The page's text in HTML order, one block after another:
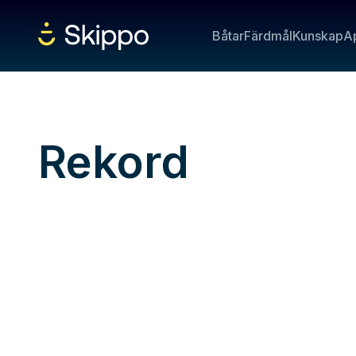
BåtarFärdmålKunskap
Rekord